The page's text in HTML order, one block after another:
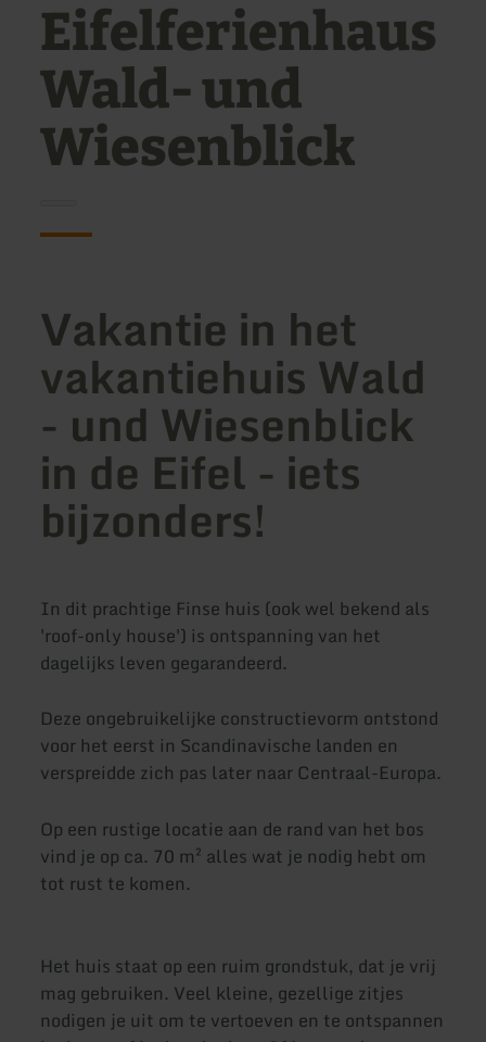
Eifelferienhaus
Wald- und
Wiesenblick
Vakantie in het
vakantiehuis Wald
- und Wiesenblick
in de Eifel - iets
bijzonders!
In dit prachtige Finse huis (ook wel bekend als
'roof-only house') is ontspanning van het
dagelijks leven gegarandeerd.
Deze ongebruikelijke constructievorm ontstond
voor het eerst in Scandinavische landen en
verspreidde zich pas later naar Centraal-Europa.
Op een rustige locatie aan de rand van het bos
vind je op ca. 70 m² alles wat je nodig hebt om
tot rust te komen.
Het huis staat op een ruim grondstuk, dat je vrij
mag gebruiken. Veel kleine, gezellige zitjes
nodigen je uit om te vertoeven en te ontspannen